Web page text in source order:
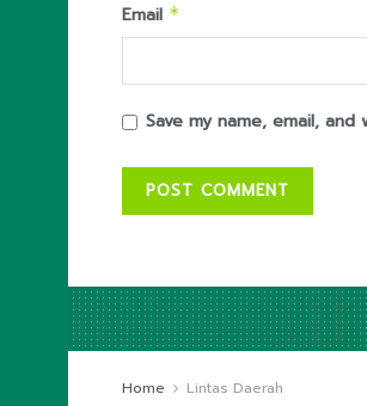
Email *
Save my name, email,
Home Lintas Daerah